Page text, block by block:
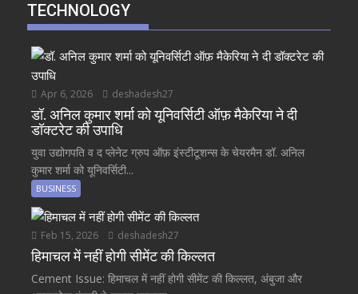
TECHNOLOGY
Apr 6, 2026 deshadesh27
डॉ. अनिल कुमार शर्मा को यूनिवर्सिटी ऑफ़ मैकेरिया ने दी
डॉक्टरेट की उपाधि
युवा उद्योगपति व द प्लेनेट ग्रुप ऑफ़ इंस्टीटूशन्स के चेयरमैन डॉ. अनिल
कुमार शर्मा को यूनिवर्सिटी...
BUSINESS
Feb 15, 2026 deshadesh27
हिमाचल में नहीं होगी सीमेंट की किल्लत
Cement Issue: हिमाचल में नहीं होगी सीमेंट की किल्लत, अंबुजा और